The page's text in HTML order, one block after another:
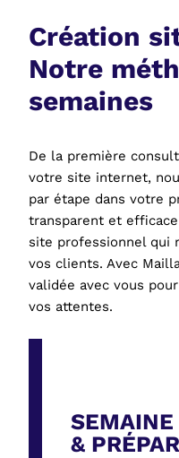
Création
Notre
semaines
De la première
votre site internet,
par étape dans votre
transparent et
site professionnel qui
vos clients. Avec
validée avec vous
vos attentes.
SEMAINE
&